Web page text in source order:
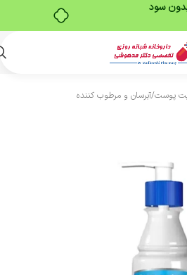
سود
پوست/آبرسان و مرطوب کننده